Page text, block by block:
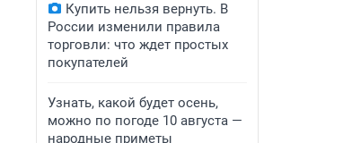
Купить нельзя вернуть. В
России изменили правила
торговли: что ждет простых
покупателей
Узнать, какой будет осень,
можно по погоде 10 августа —
народные приметы